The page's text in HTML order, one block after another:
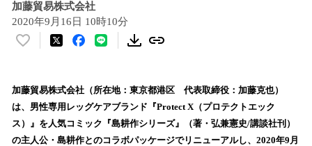
加藤貿易株式会社
2020年9月16日 10時10分
い
！
数
を
読
加藤貿易株式会社（所在地：東京都港区 代表取締役：加藤克也）
は、男性専用レッグケアブランド『Protect X（プロテクトエック
ス）』を人気コミック『島耕作シリーズ』（著・弘兼憲史/講談社刊）
の主人公・島耕作とのコラボパッケージでリニューアルし、2020年9月